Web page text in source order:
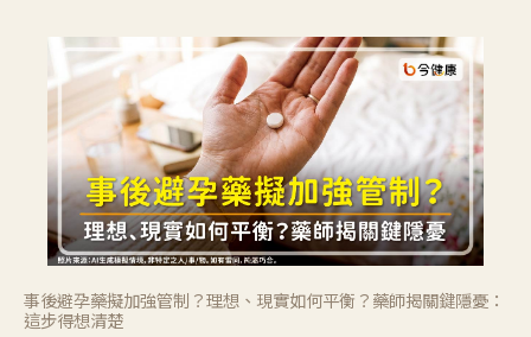
事後避孕藥擬加強管制？理想、現實如何平衡？藥師揭關鍵隱憂：
這步得想清楚